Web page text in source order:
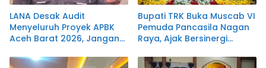
LANA Desak Audit
Menyeluruh Proyek APBK
Aceh Barat 2026, Jangan
Berpotensi Terbuang
Bupati TRK Buka Muscab VI
Pemuda Pancasila Nagan
Raya, Ajak Bersinergi
Pembangunan Daerah